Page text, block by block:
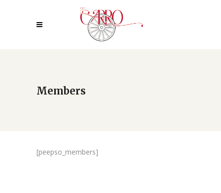
Members
[peepso_members]